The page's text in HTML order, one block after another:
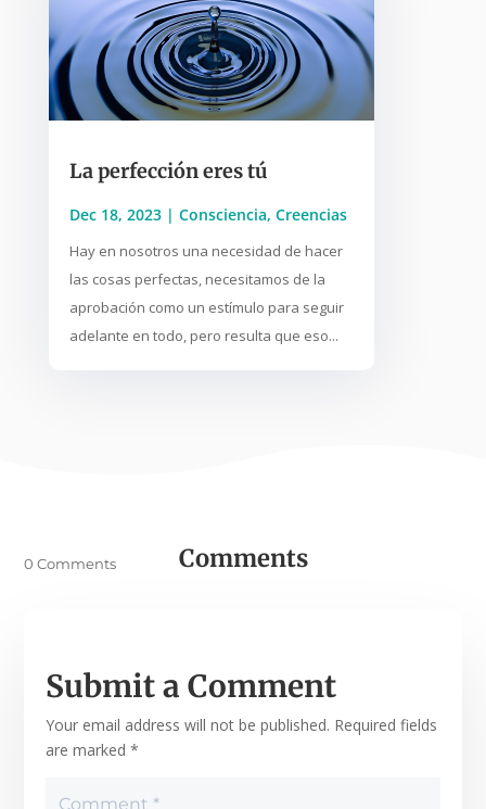
La perfección eres tú
Dec 18, 2023| Consciencia, Creencias
Hay en nosotros una necesidad de hacer
las cosas perfectas, necesitamos de la
aprobación como un estímulo para seguir
adelante en todo, pero resulta que eso...
Comments
0 Comments
Submit a Comment
Your email address will not be published. Required fields
are marked*